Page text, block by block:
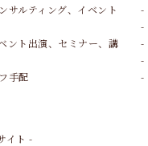
サルティング、イベント
ント出演、セミナー、講
手配
イト -